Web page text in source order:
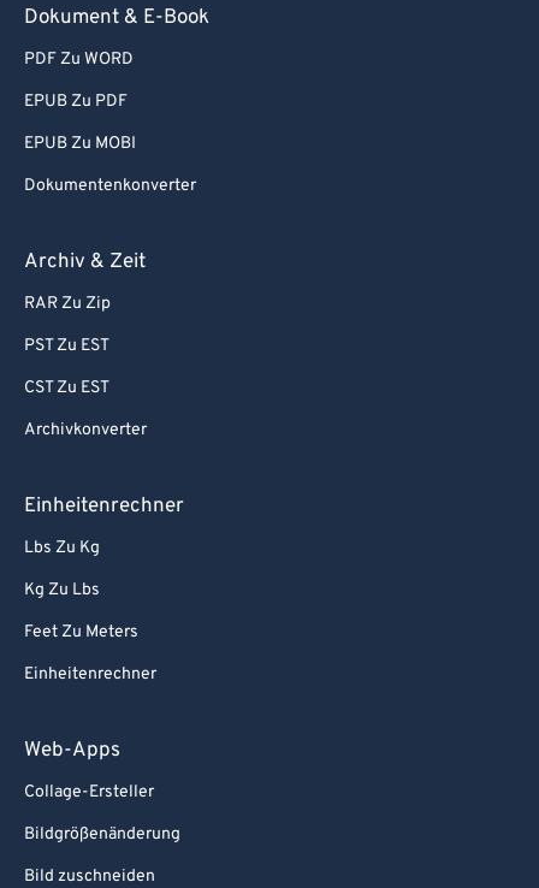
Dokument & E-Book
PDF Zu WORD
EPUB Zu PDF
EPUB Zu MOBI
Dokumentenkonverter
Archiv & Zeit
RAR Zu Zip
PST Zu EST
CST Zu EST
Archivkonverter
Einheitenrechner
Lbs Zu Kg
Kg Zu Lbs
Feet Zu Meters
Einheitenrechner
Web-Apps
Collage-Ersteller
Bildgrößenänderung
Bild zuschneiden